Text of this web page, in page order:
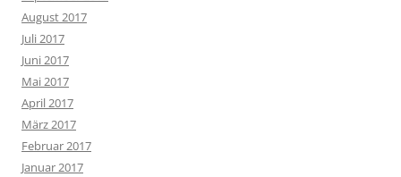
August 2017
Juli 2017
Juni 2017
Mai 2017
April 2017
März 2017
Februar 2017
Januar 2017